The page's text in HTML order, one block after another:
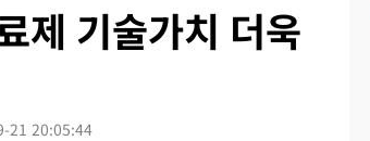
제 기술가치 더욱
21 20:05:44